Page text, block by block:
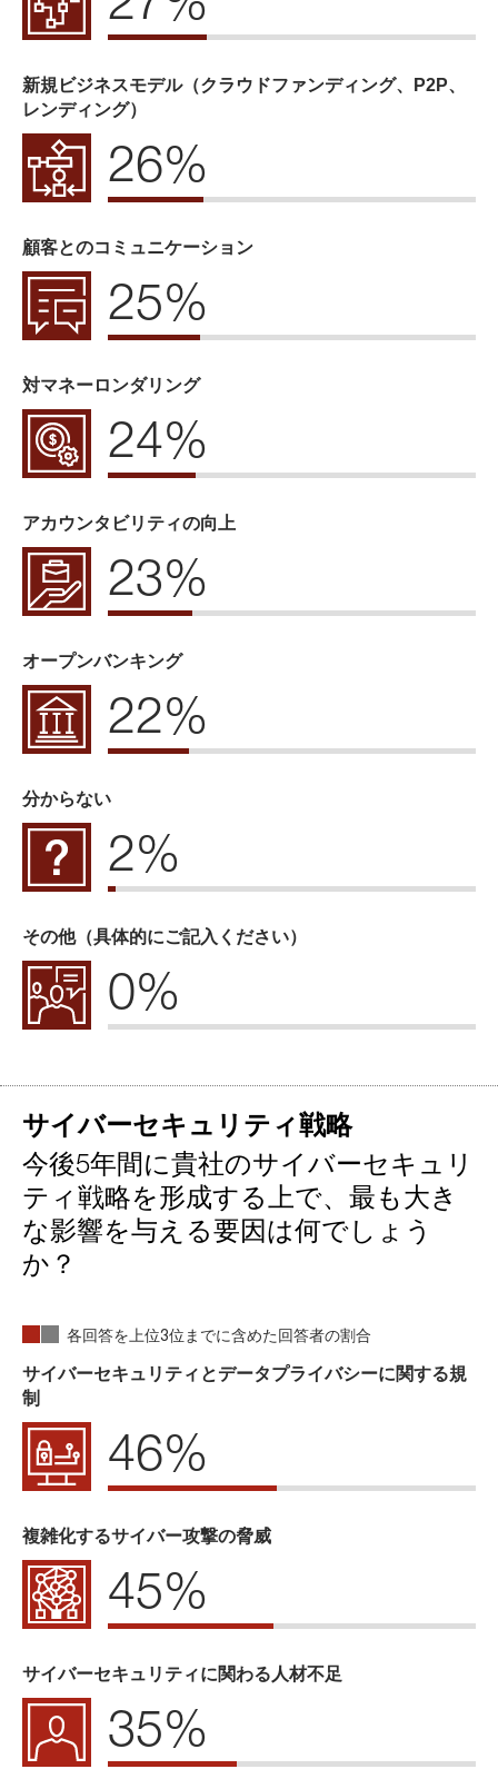
新規ビジネスモデル（クラウドファンディング、P2P、
レンディング）
26%
顧客とのコミュニケーション
25%
対マネーロンダリング
24%
アカウンタビリティの向上
23%
オープンバンキング
22%
分からない
2%
その他（具体的にご記入ください）
0%
サイバーセキュリティ戦略
今後5年間に貴社のサイバーセキュリ
ティ戦略を形成する上で、最も大き
な影響を与える要因は何でしょう
か？
各回答を上位3位までに含めた回答者の割合
サイバーセキュリティとデータプライバシーに関する規
制
46%
複雑化するサイバー攻撃の脅威
45%
サイバーセキュリティに関わる人材不足
35%